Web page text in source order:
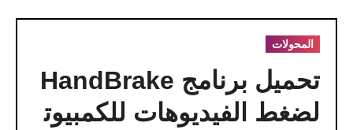
المحولات
تحميل برنامج HandBrake
لضغط الفيديوهات للكمبيوت